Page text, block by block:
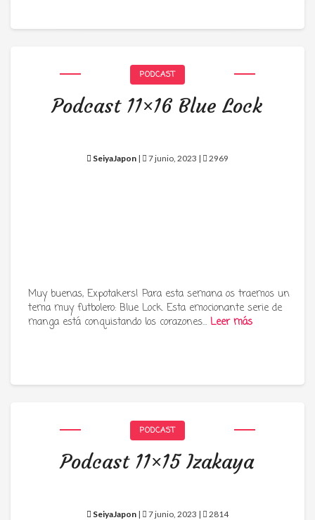
PODCAST
Podcast 11×16 Blue Lock
SeiyaJapon | 7 junio, 2023 | 2969
Muy buenas, Expotakers! Para esta semana os traemos un
tema muy futbolero: Blue Lock. Esta emocionante serie de
manga está conquistando los corazones… Leer más
PODCAST
Podcast 11×15 Izakaya
SeiyaJapon | 7 junio, 2023 | 2814